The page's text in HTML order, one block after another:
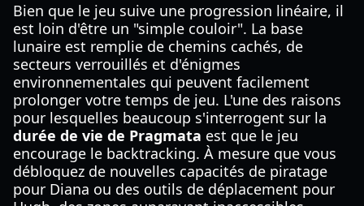
Bien que le jeu suive une progression linéaire, il
est loin d'être un "simple couloir". La base
lunaire est remplie de chemins cachés, de
secteurs verrouillés et d'énigmes
environnementales qui peuvent facilement
prolonger votre temps de jeu. L'une des raisons
pour lesquelles beaucoup s'interrogent sur la
durée de vie de Pragmata est que le jeu
encourage le backtracking. À mesure que vous
débloquez de nouvelles capacités de piratage
pour Diana ou des outils de déplacement pour